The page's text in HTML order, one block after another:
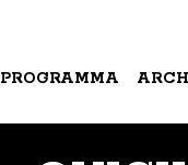
PROGRAMMA